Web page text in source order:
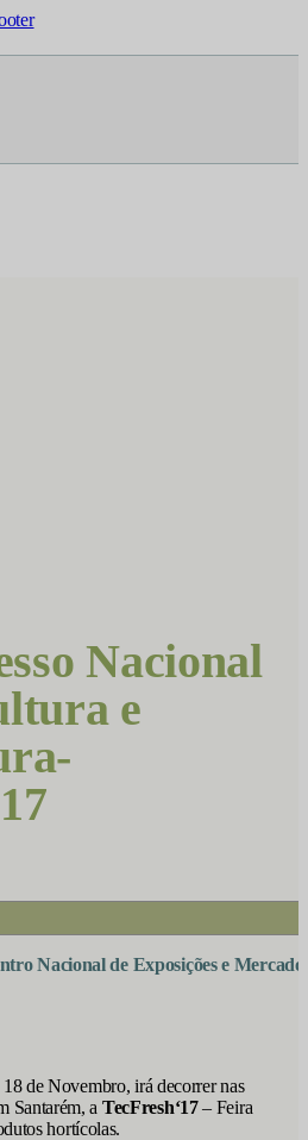
Nacional
e
Nacional de Exposições e
de Novembro, irá decorrer nas
Santarém, a TecFresh‘17– Feira
hortícolas.